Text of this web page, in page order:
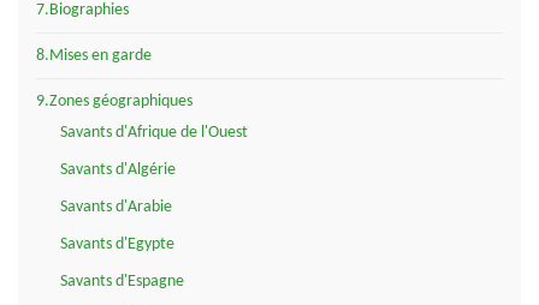
7.Biographies
8.Mises en garde
9.Zones géographiques
Savants d'Afrique de l'Ouest
Savants d'Algérie
Savants d'Arabie
Savants d'Egypte
Savants d'Espagne